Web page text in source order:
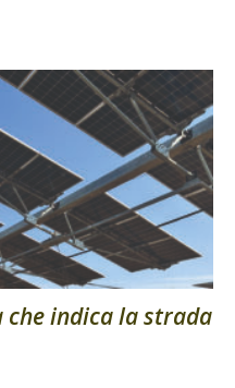
indica la strada